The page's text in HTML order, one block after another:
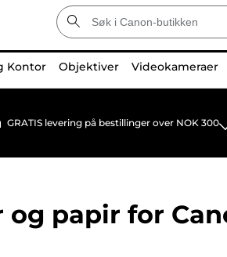
Kontor Objektiver Videokameraer
GRATIS levering på bestillinger over NOK 300
og papir for